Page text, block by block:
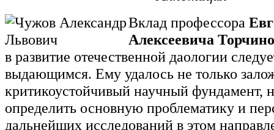
Вклад профессора
Алексеевича
в развитие отечественной даологии
выдающимся. Ему удалось не только
критикоустойчивый научный фундамент,
определить основную проблематику и
дальнейших исследований в этом